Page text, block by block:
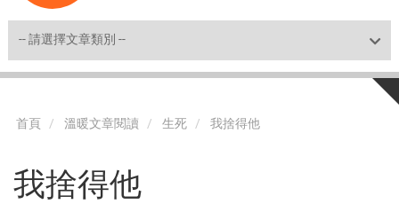
Shortcut
首頁 溫暖文章閱讀 生死 我捨得他
我捨得他